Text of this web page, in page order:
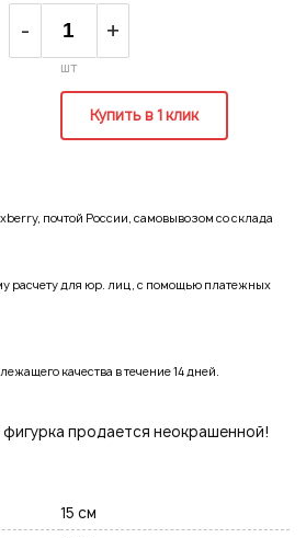
- +
шт
Купить в 1 клик
почтой России, самовывозом со склада
расчету для юр. лиц, с помощью платежных
качества в течение 14 дней.
фигурка продается неокрашенной!
15 см
на новые возможности